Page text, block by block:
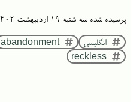
پرسیده شده سه شنبه ۱۹ اردیبهشت ۱۴۰۲
انگلیسی abandonment
reckless